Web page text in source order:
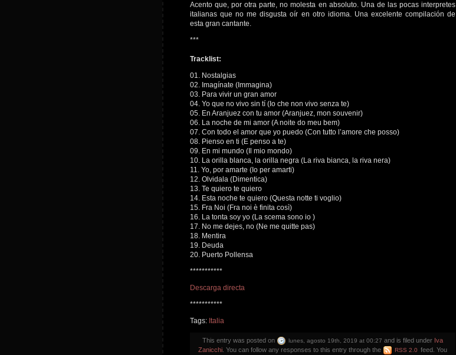
Acento que, por otra parte, no molesta en absoluto. Una de las pocas interpretes
italianas que no me disgusta oír en otro idioma. Una excelente compilación de
esta gran cantante.
***
Tracklist:
01. Nostalgias
02. Imagínate (Immagina)
03. Para vivir un gran amor
04. Yo que no vivo sin tí (Io che non vivo senza te)
05. En Aranjuez con tu amor (Aranjuez, mon souvenir)
06. La noche de mi amor (A noite do meu bem)
07. Con todo el amor que yo puedo (Con tutto l’amore che posso)
08. Pienso en ti (E penso a te)
09. En mi mundo (Il mio mondo)
10. La orilla blanca, la orilla negra (La riva bianca, la riva nera)
11. Yo, por amarte (Io per amarti)
12. Olvidala (Dimentica)
13. Te quiero te quiero
14. Esta noche te quiero (Questa notte ti voglio)
15. Fra Noi (Fra noi è finita così)
16. La tonta soy yo (La scema sono io )
17. No me dejes, no (Ne me quitte pas)
18. Mentira
19. Deuda
20. Puerto Pollensa
***********
Descarga directa
***********
Tags: Italia
This entry was posted on lunes, agosto 19th, 2019 at 00:27 and is filed under Iva
Zanicchi . You can follow any responses to this entry through the RSS 2.0 feed. You